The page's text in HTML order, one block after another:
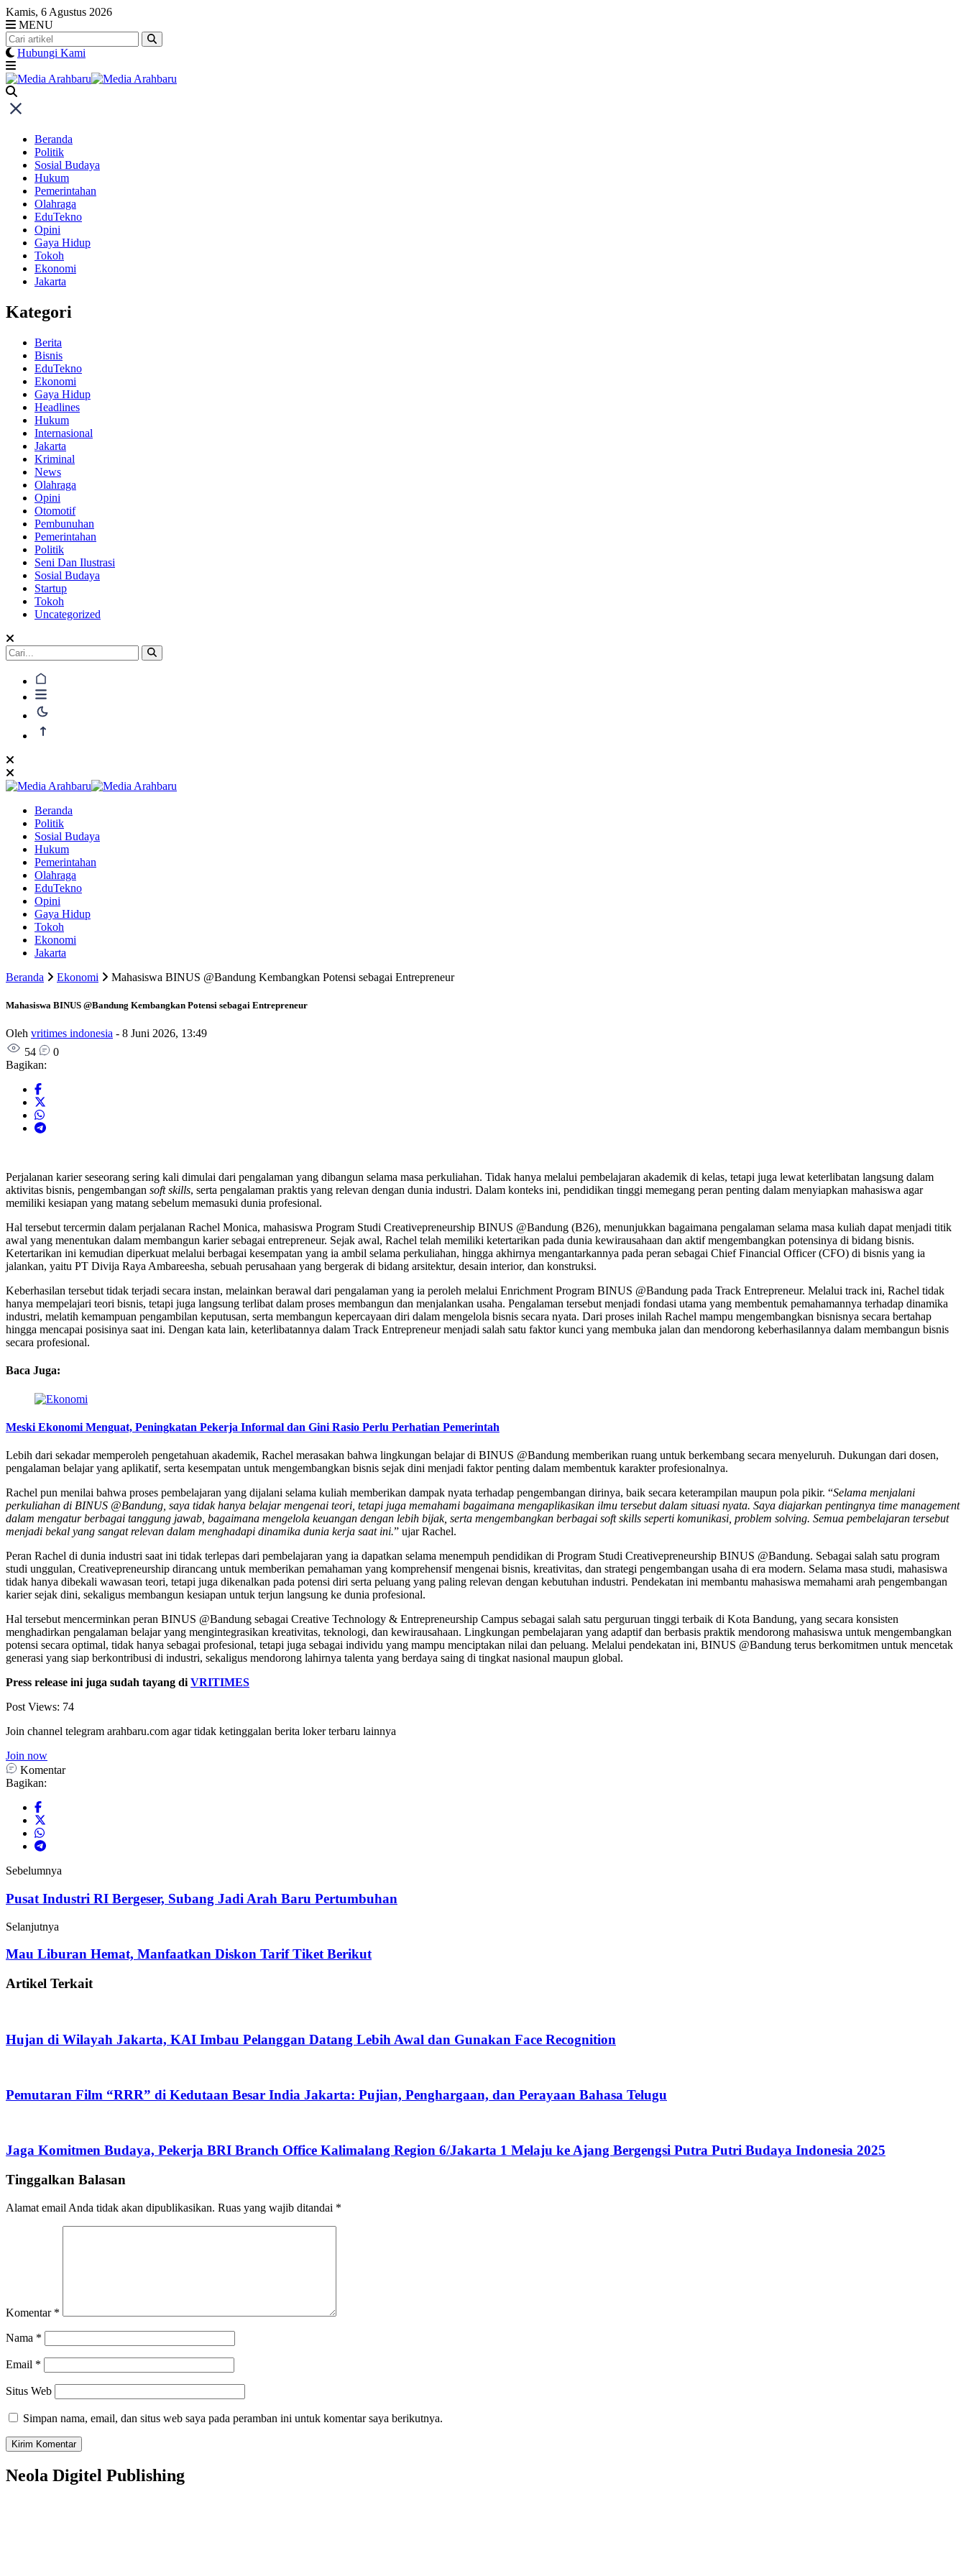
Skip
to
content
Kamis, 6 Agustus 2026
MENU
Hubungi Kami
Beranda
Politik
Sosial Budaya
Hukum
Pemerintahan
Olahraga
EduTekno
Opini
Gaya Hidup
Tokoh
Ekonomi
Jakarta
Kategori
Berita
Bisnis
EduTekno
Ekonomi
Gaya Hidup
Headlines
Hukum
Internasional
Jakarta
Kriminal
News
Olahraga
Opini
Otomotif
Pembunuhan
Pemerintahan
Politik
Seni Dan Ilustrasi
Sosial Budaya
Startup
Tokoh
Uncategorized
Beranda
Politik
Sosial Budaya
Hukum
Pemerintahan
Olahraga
EduTekno
Opini
Gaya Hidup
Tokoh
Ekonomi
Jakarta
Beranda
Ekonomi Mahasiswa BINUS @Bandung Kembangkan Potensi sebagai Entrepreneur
Mahasiswa BINUS @Bandung Kembangkan Potensi sebagai Entrepreneur
Oleh vritimes indonesia - 8 Juni 2026, 13:49
54
0
Bagikan:
Perjalanan karier seseorang sering kali dimulai dari pengalaman yang dibangun selama masa perkuliahan. Tidak hanya melalui pembelajaran akademik di kelas, tetapi juga lewat keterlibatan langsung dalam
aktivitas bisnis, pengembangan soft skills, serta pengalaman praktis yang relevan dengan dunia industri. Dalam konteks ini, pendidikan tinggi memegang peran penting dalam menyiapkan mahasiswa agar
memiliki kesiapan yang matang sebelum memasuki dunia profesional.
Hal tersebut tercermin dalam perjalanan Rachel Monica, mahasiswa Program Studi Creativepreneurship BINUS @Bandung (B26), menunjukkan bagaimana pengalaman selama masa kuliah dapat menjadi titik
awal yang menentukan dalam membangun karier sebagai entrepreneur. Sejak awal, Rachel telah memiliki ketertarikan pada dunia kewirausahaan dan aktif mengembangkan potensinya di bidang bisnis.
Ketertarikan ini kemudian diperkuat melalui berbagai kesempatan yang ia ambil selama perkuliahan, hingga akhirnya mengantarkannya pada peran sebagai Chief Financial Officer (CFO) di bisnis yang ia
jalankan, yaitu PT Divija Raya Ambareesha, sebuah perusahaan yang bergerak di bidang arsitektur, desain interior, dan konstruksi.
Keberhasilan tersebut tidak terjadi secara instan, melainkan berawal dari pengalaman yang ia peroleh melalui Enrichment Program BINUS @Bandung pada Track Entrepreneur. Melalui track ini, Rachel tidak
hanya mempelajari teori bisnis, tetapi juga langsung terlibat dalam proses membangun dan menjalankan usaha. Pengalaman tersebut menjadi fondasi utama yang membentuk pemahamannya terhadap dinamika
industri, melatih kemampuan pengambilan keputusan, serta membangun kepercayaan diri dalam mengelola bisnis secara nyata. Dari proses inilah Rachel mampu mengembangkan bisnisnya secara bertahap
hingga mencapai posisinya saat ini. Dengan kata lain, keterlibatannya dalam Track Entrepreneur menjadi salah satu faktor kunci yang membuka jalan dan mendorong keberhasilannya dalam membangun bisnis
secara profesional.
Baca Juga:
Meski Ekonomi Menguat, Peningkatan Pekerja Informal dan Gini Rasio Perlu Perhatian Pemerintah
Lebih dari sekadar memperoleh pengetahuan akademik, Rachel merasakan bahwa lingkungan belajar di BINUS @Bandung memberikan ruang untuk berkembang secara menyeluruh. Dukungan dari dosen,
pengalaman belajar yang aplikatif, serta kesempatan untuk mengembangkan bisnis sejak dini menjadi faktor penting dalam membentuk karakter profesionalnya.
Rachel pun menilai bahwa proses pembelajaran yang dijalani selama kuliah memberikan dampak nyata terhadap pengembangan dirinya, baik secara keterampilan maupun pola pikir. “Selama menjalani
perkuliahan di BINUS @Bandung, saya tidak hanya belajar mengenai teori, tetapi juga memahami bagaimana mengaplikasikan ilmu tersebut dalam situasi nyata. Saya diajarkan pentingnya time management
dalam mengatur berbagai tanggung jawab, bagaimana mengelola keuangan dengan lebih bijak, serta mengembangkan berbagai soft skills seperti komunikasi, problem solving. Semua pembelajaran tersebut
menjadi bekal yang sangat relevan dalam menghadapi dinamika dunia kerja saat ini.” ujar Rachel.
Peran Rachel di dunia industri saat ini tidak terlepas dari pembelajaran yang ia dapatkan selama menempuh pendidikan di Program Studi Creativepreneurship BINUS @Bandung. Sebagai salah satu program
studi unggulan, Creativepreneurship dirancang untuk memberikan pemahaman yang komprehensif mengenai bisnis, kreativitas, dan strategi pengembangan usaha di era modern. Selama masa studi, mahasiswa
tidak hanya dibekali wawasan teori, tetapi juga dikenalkan pada potensi diri serta peluang yang paling relevan dengan kebutuhan industri. Pendekatan ini membantu mahasiswa memahami arah pengembangan
karier sejak dini, sekaligus membangun kesiapan untuk terjun langsung ke dunia profesional.
Hal tersebut mencerminkan peran BINUS @Bandung sebagai Creative Technology & Entrepreneurship Campus sebagai salah satu perguruan tinggi terbaik di Kota Bandung, yang secara konsisten
menghadirkan pengalaman belajar yang mengintegrasikan kreativitas, teknologi, dan kewirausahaan. Lingkungan pembelajaran yang adaptif dan berbasis praktik mendorong mahasiswa untuk mengembangkan
potensi secara optimal, tidak hanya sebagai profesional, tetapi juga sebagai individu yang mampu menciptakan nilai dan peluang. Melalui pendekatan ini, BINUS @Bandung terus berkomitmen untuk mencetak
generasi yang siap berkontribusi di industri, sekaligus mendorong lahirnya talenta yang berdaya saing di tingkat nasional maupun global.
Press release ini juga sudah tayang di VRITIMES
Post Views: 74
Join channel telegram arahbaru.com agar tidak ketinggalan berita loker terbaru lainnya
Join now
Komentar
Bagikan:
Sebelumnya
Pusat Industri RI Bergeser, Subang Jadi Arah Baru Pertumbuhan
Selanjutnya
Mau Liburan Hemat, Manfaatkan Diskon Tarif Tiket Berikut
Artikel Terkait
Hujan di Wilayah Jakarta, KAI Imbau Pelanggan Datang Lebih Awal dan Gunakan Face Recognition
Pemutaran Film “RRR” di Kedutaan Besar India Jakarta: Pujian, Penghargaan, dan Perayaan Bahasa Telugu
Jaga Komitmen Budaya, Pekerja BRI Branch Office Kalimalang Region 6/Jakarta 1 Melaju ke Ajang Bergengsi Putra Putri Budaya Indonesia 2025
Tinggalkan Balasan
Alamat email Anda tidak akan dipublikasikan. Ruas yang wajib ditandai *
Komentar *
Nama *
Email *
Situs Web
Simpan nama, email, dan situs web saya pada peramban ini untuk komentar saya berikutnya.
Neola Digitel Publishing